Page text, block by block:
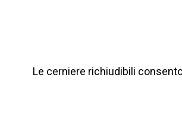
Le cerniere richiudibili